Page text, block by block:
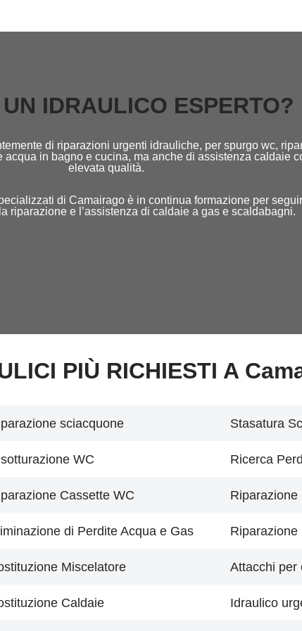
IDRAULICO ESPERTO?
di riparazioni urgenti idrauliche, per spurgo wc,
in bagno e cucina, ma anche di assistenza caldaie
elevata qualità.
di Camairago è in continua formazione per
riparazione e l’assistenza di caldaie a gas e scaldabagni.
PIÙ RICHIESTI A
sciacquone Stasatura
WC Ricerca
Cassette WC Riparazione
di Perdite Acqua e Gas Riparazione
Miscelatore Attacchi per
Caldaie Idraulico